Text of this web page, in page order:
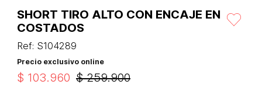
SHORT TIRO ALTO CON ENCAJE EN
COSTADOS
Ref: S104289
Precio exclusivo online
$ 259.900
$ 103.960